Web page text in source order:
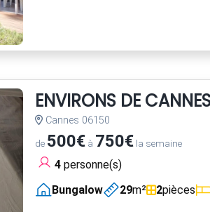
ENVIRONS DE
Cannes 06150
de 500€à 750€la semaine
4personne(s)
Bungalow
29m² 2pièces